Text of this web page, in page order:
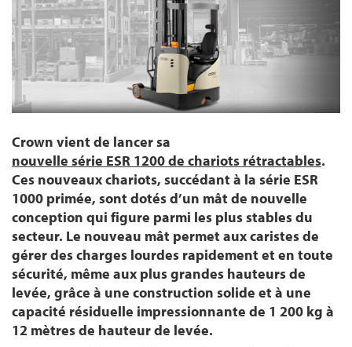
Crown vient de lancer sa
nouvelle série ESR 1200 de chariots rétractables.
Ces nouveaux chariots, succédant à la série ESR
1000 primée, sont dotés d’un mât de nouvelle
conception qui figure parmi les plus stables du
secteur. Le nouveau mât permet aux caristes de
gérer des charges lourdes rapidement et en toute
sécurité, même aux plus grandes hauteurs de
levée, grâce à une construction solide et à une
capacité résiduelle impressionnante de 1 200 kg à
12 mètres de hauteur de levée.